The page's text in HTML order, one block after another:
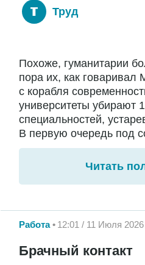
Труд
Похоже, гуманитарии
пора их, как говаривал
с корабля
университеты убирают
специальностей,
В первую очередь под
Читать
Работа 12:01 / 11 Июля 2026
Брачный контакт